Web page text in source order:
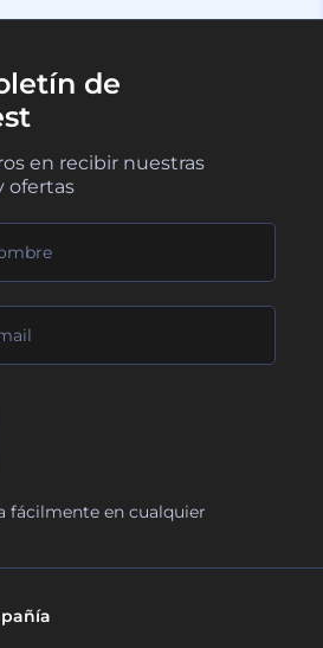
de
en recibir nuestras
ofertas
fácilmente en cualquier